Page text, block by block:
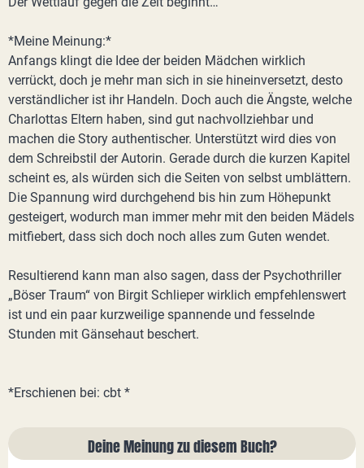
*Meine Meinung:*
Anfangs klingt die Idee der beiden Mädchen wirklich
verrückt, doch je mehr man sich in sie hineinversetzt, desto
verständlicher ist ihr Handeln. Doch auch die Ängste, welche
Charlottas Eltern haben, sind gut nachvollziehbar und
machen die Story authentischer. Unterstützt wird dies von
dem Schreibstil der Autorin. Gerade durch die kurzen Kapitel
scheint es, als würden sich die Seiten von selbst umblättern.
Die Spannung wird durchgehend bis hin zum Höhepunkt
gesteigert, wodurch man immer mehr mit den beiden Mädels
mitfiebert, dass sich doch noch alles zum Guten wendet.
Resultierend kann man also sagen, dass der Psychothriller
„Böser Traum“ von Birgit Schlieper wirklich empfehlenswert
ist und ein paar kurzweilige spannende und fesselnde
Stunden mit Gänsehaut beschert.
*Erschienen bei: cbt *
Deine Meinung zu diesem Buch?